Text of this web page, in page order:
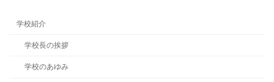
学校紹介
学校長の挨拶
学校のあゆみ